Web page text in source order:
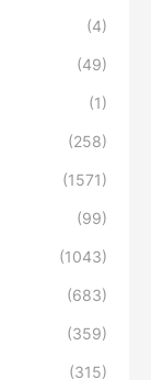
(4)
(49)
(1)
(258)
(1571)
(99)
(1043)
(683)
(359)
(315)